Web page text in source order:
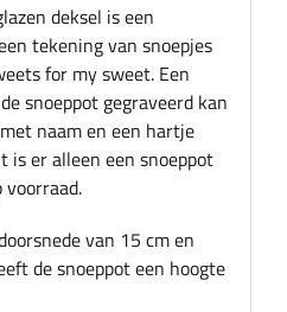
deksel is een
tekening van snoepjes
for my sweet. Een
snoeppot gegraveerd kan
naam en een hartje
is er alleen een snoeppot
van 15 cm en
de snoeppot een hoogte